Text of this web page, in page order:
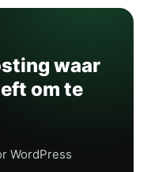
waar
om te
WordPress